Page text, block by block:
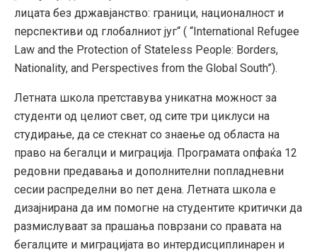
лицата без државјанство: граници, националност и
перспективи од глобалниот југ“ ( “International Refugee
Law and the Protection of Stateless People: Borders,
Nationality, and Perspectives from the Global South”).
Летната школа претставува уникатна можност за
студенти од целиот свет, од сите три циклуси на
студирање, да се стекнат со знаење од областа на
право на бегалци и миграција. Програмата опфаќа 12
редовни предавања и дополнителни попладневни
сесии распределни во пет дена. Летната школа е
дизајнирана да им помогне на студентите критички да
размислуваат за прашања поврзани со правата на
бегалците и миграцијата во интердисциплинарен и